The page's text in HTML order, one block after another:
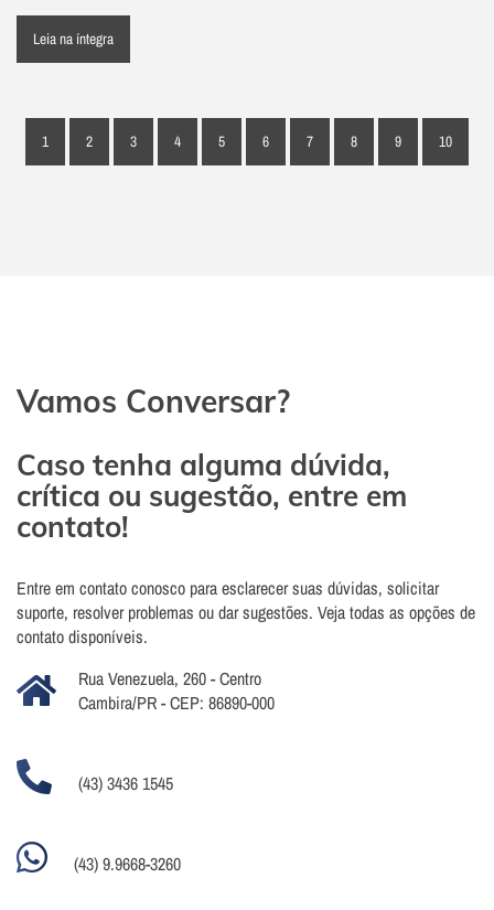
Leia na íntegra
1 2 3 4 5 6 7 8 9 10
Vamos Conversar?
Caso tenha alguma dúvida,
crítica ou sugestão, entre em
contato!
Entre em contato conosco para esclarecer suas dúvidas, solicitar
suporte, resolver problemas ou dar sugestões. Veja todas as opções de
contato disponíveis.
Rua Venezuela, 260 - Centro
Cambira/PR - CEP: 86890-000
(43) 3436 1545
(43) 9.9668-3260